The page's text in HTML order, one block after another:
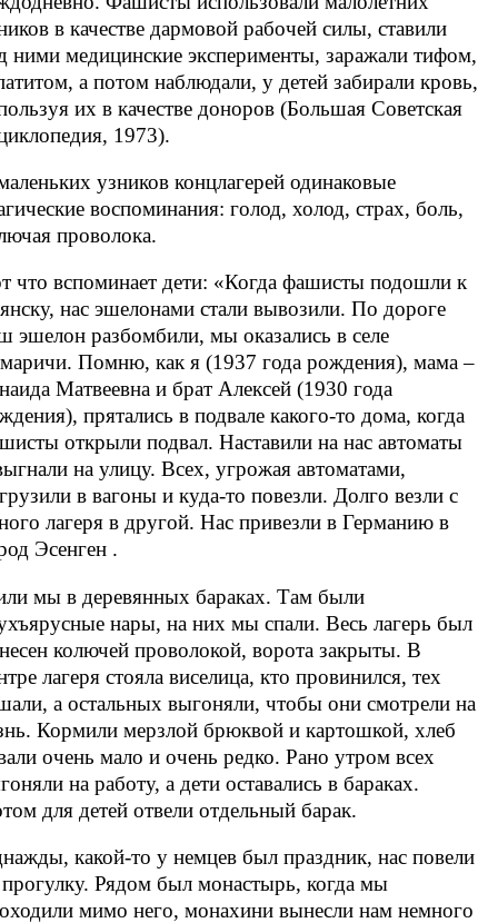
в качестве дармовой рабочей силы, ставили
ними медицинские эксперименты, заражали тифом,
а потом наблюдали, у детей забирали кровь,
их в качестве доноров (Большая Советская
1973).
узников концлагерей одинаковые
воспоминания: голод, холод, страх, боль,
проволока.
что вспоминает дети: «Когда фашисты подошли к
нас эшелонами стали вывозили. По дороге
эшелон разбомбили, мы оказались в селе
Помню, как я (1937 года рождения), мама –
Матвеевна и брат Алексей (1930 года
прятались в подвале какого-то дома, когда
открыли подвал. Наставили на нас автоматы
на улицу. Всех, угрожая автоматами,
в вагоны и куда-то повезли. Долго везли с
лагеря в другой. Нас привезли в Германию в
Эсенген .
мы в деревянных бараках. Там были
нары, на них мы спали. Весь лагерь был
колючей проволокой, ворота закрыты. В
лагеря стояла виселица, кто провинился, тех
а остальных выгоняли, чтобы они смотрели на
Кормили мерзлой брюквой и картошкой, хлеб
очень мало и очень редко. Рано утром всех
на работу, а дети оставались в бараках.
для детей отвели отдельный барак.
какой-то у немцев был праздник, нас повели
Рядом был монастырь, когда мы
мимо него, монахини вынесли нам немного